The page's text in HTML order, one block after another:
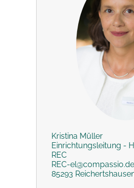
Kristina Müller
Einrichtungsleitung -
REC
REC-el@compassio.de
85293